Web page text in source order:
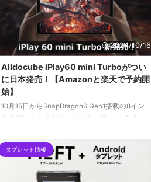
2024/10/16
Alldocube iPlay60 mini Turboがつい
に日本発売！【Amazonと楽天で予約開
始】
10月15日からSnapDragon6 Gen1搭載の8イン
チタブレット『Alldocube iPlay60 mini Turbo』
天にて予約受付開始しています。
タブレット情報